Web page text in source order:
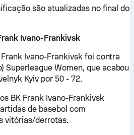
são atualizadas no final do
Ivano-Frankivsk
Ivano-Frankivsk foi contra
Superleague Women, que acabou
Kyiv por 50 - 72.
BK Frank Ivano-Frankivsk
de basebol com
vitórias/derrotas.